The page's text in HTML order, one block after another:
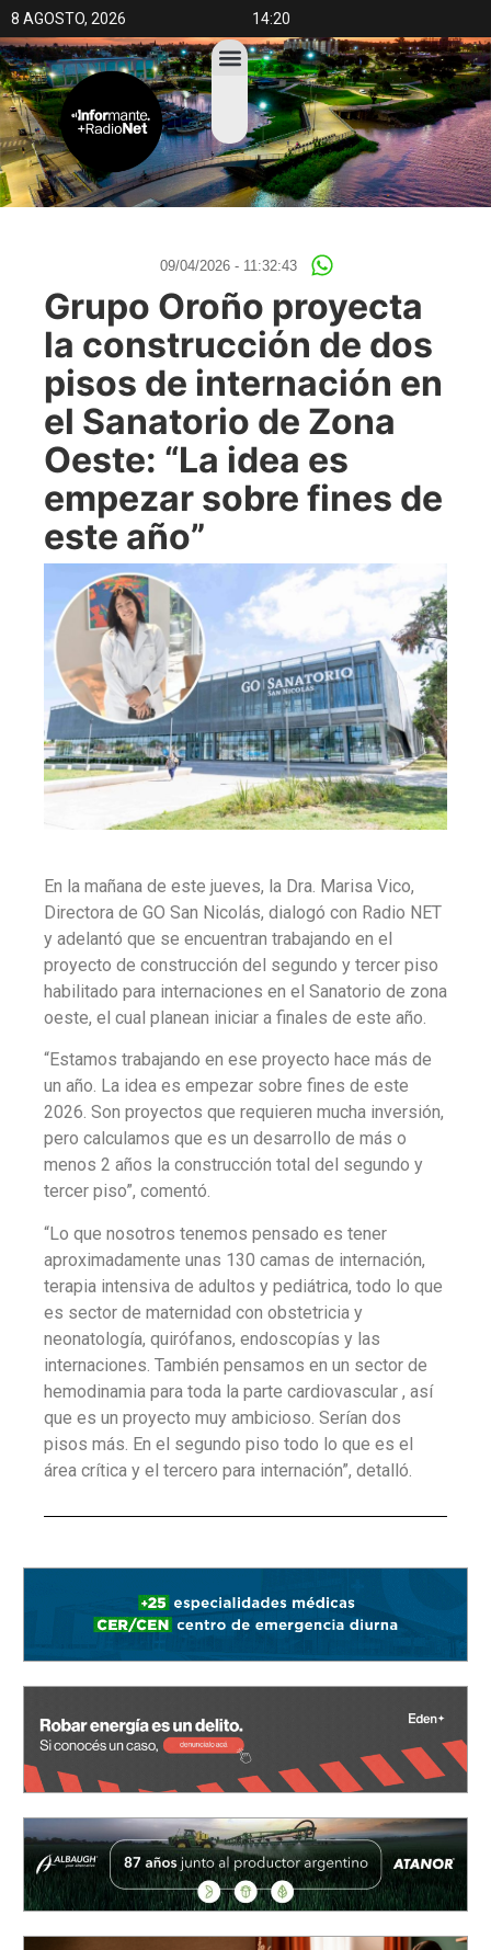
8 AGOSTO, 2026 14:20
09/04/2026 - 11:32:43
Grupo Oroño proyecta
la construcción de dos
pisos de internación en
el Sanatorio de Zona
Oeste: “La idea es
empezar sobre fines de
este año”
En la mañana de este jueves, la Dra. Marisa Vico,
Directora de GO San Nicolás, dialogó con Radio NET
y adelantó que se encuentran trabajando en el
proyecto de construcción del segundo y tercer piso
habilitado para internaciones en el Sanatorio de zona
oeste, el cual planean iniciar a finales de este año.
“Estamos trabajando en ese proyecto hace más de
un año. La idea es empezar sobre fines de este
2026. Son proyectos que requieren mucha inversión,
pero calculamos que es un desarrollo de más o
menos 2 años la construcción total del segundo y
tercer piso”, comentó.
“Lo que nosotros tenemos pensado es tener
aproximadamente unas 130 camas de internación,
terapia intensiva de adultos y pediátrica, todo lo que
es sector de maternidad con obstetricia y
neonatología, quirófanos, endoscopías y las
internaciones. También pensamos en un sector de
hemodinamia para toda la parte cardiovascular , así
que es un proyecto muy ambicioso. Serían dos
pisos más. En el segundo piso todo lo que es el
área crítica y el tercero para internación”, detalló.